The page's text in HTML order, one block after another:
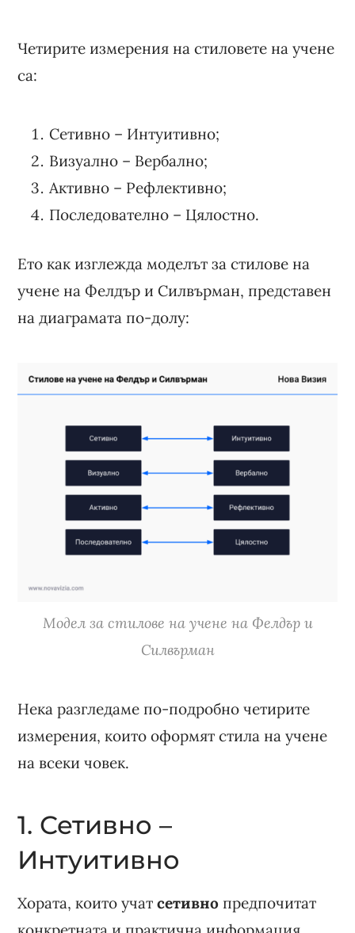
Четирите измерения на стиловете на учене
са:
Сетивно – Интуитивно;
Визуално – Вербално;
Активно – Рефлективно;
Последователно – Цялостно.
Ето как изглежда моделът за стилове на
учене на Фелдър и Силвърман, представен
на диаграмата по-долу:
Модел за стилове на учене на Фелдър и
Силвърман
Нека разгледаме по-подробно четирите
измерения, които оформят стила на учене
на всеки човек.
1. Сетивно –
Интуитивно
Хората, които учатсетивно предпочитат